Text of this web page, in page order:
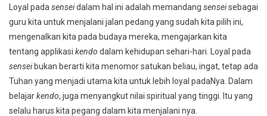
Loyal pada senseidalam hal ini adalah memandang senseisebagai
guru kita untuk menjalani jalan pedang yang sudah kita pilih ini,
mengenalkan kita pada budaya mereka, mengajarkan kita
tentang applikasi kendo dalam kehidupan sehari-hari. Loyal pada
senseibukan berarti kita menomor satukan beliau, ingat, tetap ada
Tuhan yang menjadi utama kita untuk lebih loyal padaNya. Dalam
belajarkendo, juga menyangkut nilai spiritual yang tinggi. Itu yang
selalu harus kita pegang dalam kita menjalani nya.